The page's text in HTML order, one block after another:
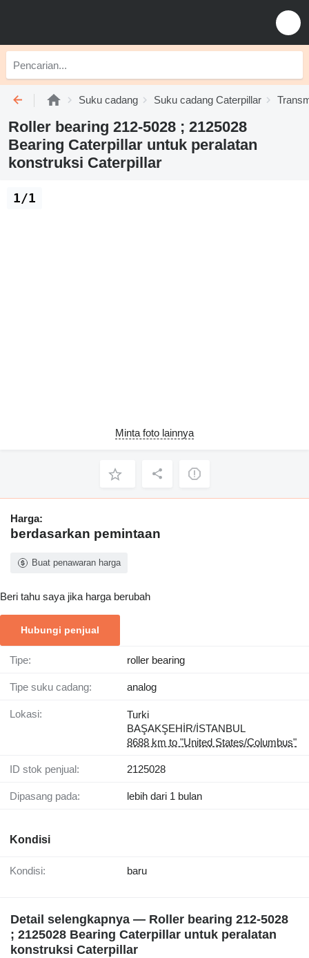
Suku cadang Suku cadang Caterpillar
Roller bearing 212-5028 ; 2125028
Bearing Caterpillar untuk peralatan
konstruksi Caterpillar
1/1
Minta foto lainnya
Harga:
berdasarkan pemintaan
Buat penawaran harga
Beri tahu saya jika harga berubah
Hubungi penjual
Tipe: roller bearing
Tipe suku cadang: analog
Lokasi:
Turki
BAŞAKŞEHİR/İSTANBUL
8688 km to "United States/Columbus"
ID stok penjual: 2125028
Dipasang pada: lebih dari 1 bulan
Kondisi
Kondisi: baru
Detail selengkapnya — Roller bearing 212-5028
; 2125028 Bearing Caterpillar untuk peralatan
konstruksi Caterpillar